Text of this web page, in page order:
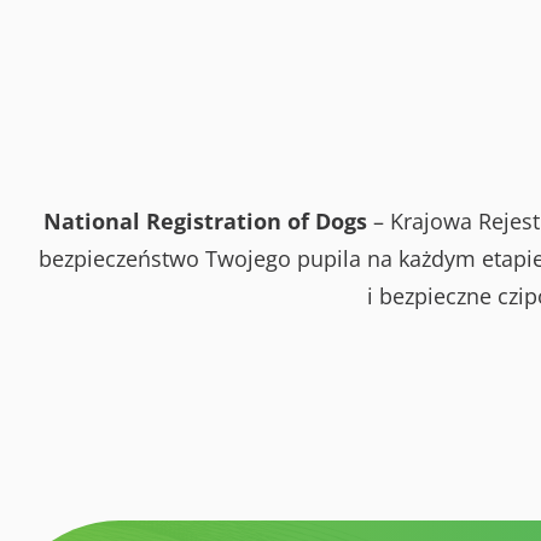
National Registration of Dogs – Krajowa
bezpieczeństwo Twojego pupila na każdym
i bezpieczne